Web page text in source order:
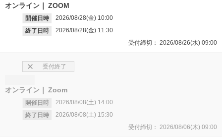
オンライン ZOOM
開催日時 2026/08/28(金) 10:00
終了日時
2026/08/28(金) 11:30
受付締切： 2026/08/26(水) 09:00
オンライン Zoom
開催日時 2026/08/08(土) 14:00
終了日時
2026/08/08(土) 15:30
受付終了
受付締切： 2026/08/06(木) 09:00